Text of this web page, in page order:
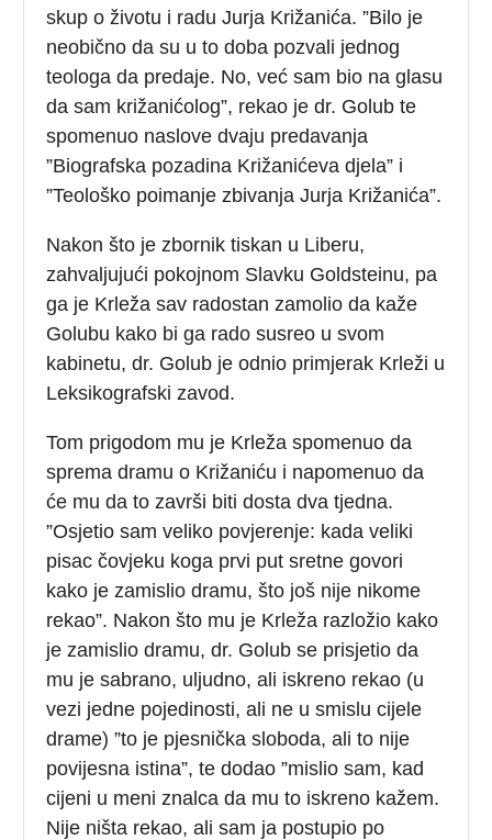
skup o životu i radu Jurja Križanića. ”Bilo je
neobično da su u to doba pozvali jednog
teologa da predaje. No, već sam bio na glasu
da sam križanićolog”, rekao je dr. Golub te
spomenuo naslove dvaju predavanja
”Biografska pozadina Križanićeva djela” i
”Teološko poimanje zbivanja Jurja Križanića”.
Nakon što je zbornik tiskan u Liberu,
zahvaljujući pokojnom Slavku Goldsteinu, pa
ga je Krleža sav radostan zamolio da kaže
Golubu kako bi ga rado susreo u svom
kabinetu, dr. Golub je odnio primjerak Krleži u
Leksikografski zavod.
Tom prigodom mu je Krleža spomenuo da
sprema dramu o Križaniću i napomenuo da
će mu da to završi biti dosta dva tjedna.
”Osjetio sam veliko povjerenje: kada veliki
pisac čovjeku koga prvi put sretne govori
kako je zamislio dramu, što još nije nikome
rekao”. Nakon što mu je Krleža razložio kako
je zamislio dramu, dr. Golub se prisjetio da
mu je sabrano, uljudno, ali iskreno rekao (u
vezi jedne pojedinosti, ali ne u smislu cijele
drame) ”to je pjesnička sloboda, ali to nije
povijesna istina”, te dodao ”mislio sam, kad
cijeni u meni znalca da mu to iskreno kažem.
Nije ništa rekao, ali sam ja postupio po